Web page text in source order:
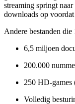
streaming springt
downloads op
Andere bestanden
6,5 miljoen
200.000
250 HD-games
Volledig